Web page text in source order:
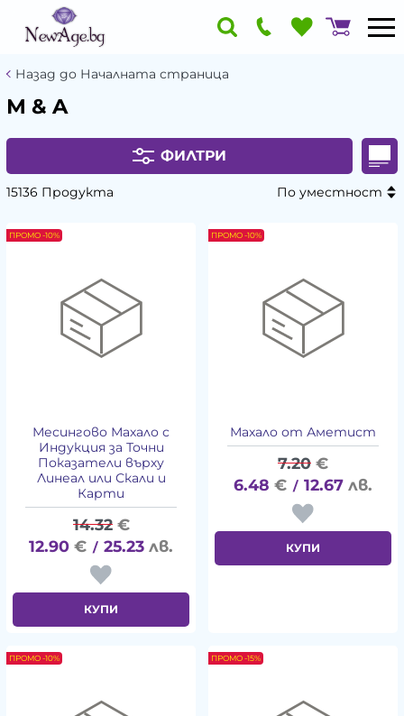
Назад до Началната страница
М & A
ФИЛТРИ
15136 Продукта По уместност
Месингово Махало с
Индукция за Точни
Показатели върху
Линеал или Скали и
Карти
14.32 €
12.90 € / 25.23 лв.
КУПИ
ПРОМО -10%
Махало от Аметист
7.20 €
6.48 € / 12.67 лв.
КУПИ
ПРОМО -10%
ПРОМО -10% ПРОМО -15%